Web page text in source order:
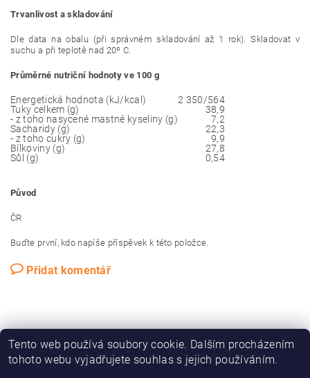
Trvanlivost a skladování
Dle data na obalu (při správném skladování až 1 rok). Skladovat v
suchu a při teplotě nad 20º C.
Průměrné nutriční hodnoty ve 100 g
Energetická hodnota (kJ/kcal)
2 350/564
Tuky celkem (g)
38,9
- z toho nasycené mastné kyseliny (g)
7,2
Sacharidy (g)
22,3
- z toho cukry (g)
9,9
Bílkoviny (g)
27,8
Sůl (g)
0,54
Původ
ČR
Buďte první, kdo napíše příspěvek k této položce.
Přidat komentář
Tento web používá soubory cookie. Dalším procházením
tohoto webu vyjadřujete souhlas s jejich používáním.